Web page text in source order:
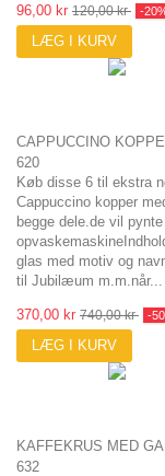
96,00 kr 120,00 kr -
LÆG I KURV
CAPPUCCINO
620
Køb disse 6 til ekstra
Cappuccino kopper
begge dele.de vil
glas med motiv og
til Jubilæum m.m.når...
370,00 kr 740,00 kr -
LÆG I KURV
KAFFEKRUS MED
632